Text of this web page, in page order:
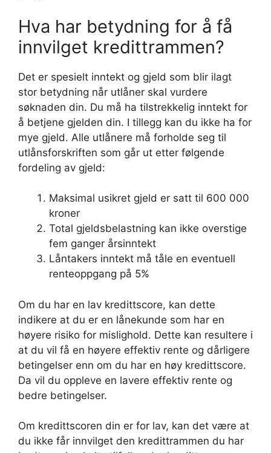
Hva har betydning for å få
innvilget kredittrammen?
Det er spesielt inntekt og gjeld som blir ilagt
stor betydning når utlåner skal vurdere
søknaden din. Du må ha tilstrekkelig inntekt for
å betjene gjelden din. I tillegg kan du ikke ha for
mye gjeld. Alle utlånere må forholde seg til
utlånsforskriften som går ut etter følgende
fordeling av gjeld:
Maksimal usikret gjeld er satt til 600 000
kroner
Total gjeldsbelastning kan ikke overstige
fem ganger årsinntekt
Låntakers inntekt må tåle en eventuell
renteoppgang på 5%
Om du har en lav kredittscore, kan dette
indikere at du er en lånekunde som har en
høyere risiko for mislighold. Dette kan resultere i
at du vil få en høyere effektiv rente og dårligere
betingelser enn om du har en høy kredittscore.
Da vil du oppleve en lavere effektiv rente og
bedre betingelser.
Om kredittscoren din er for lav, kan det være at
du ikke får innvilget den kredittrammen du har